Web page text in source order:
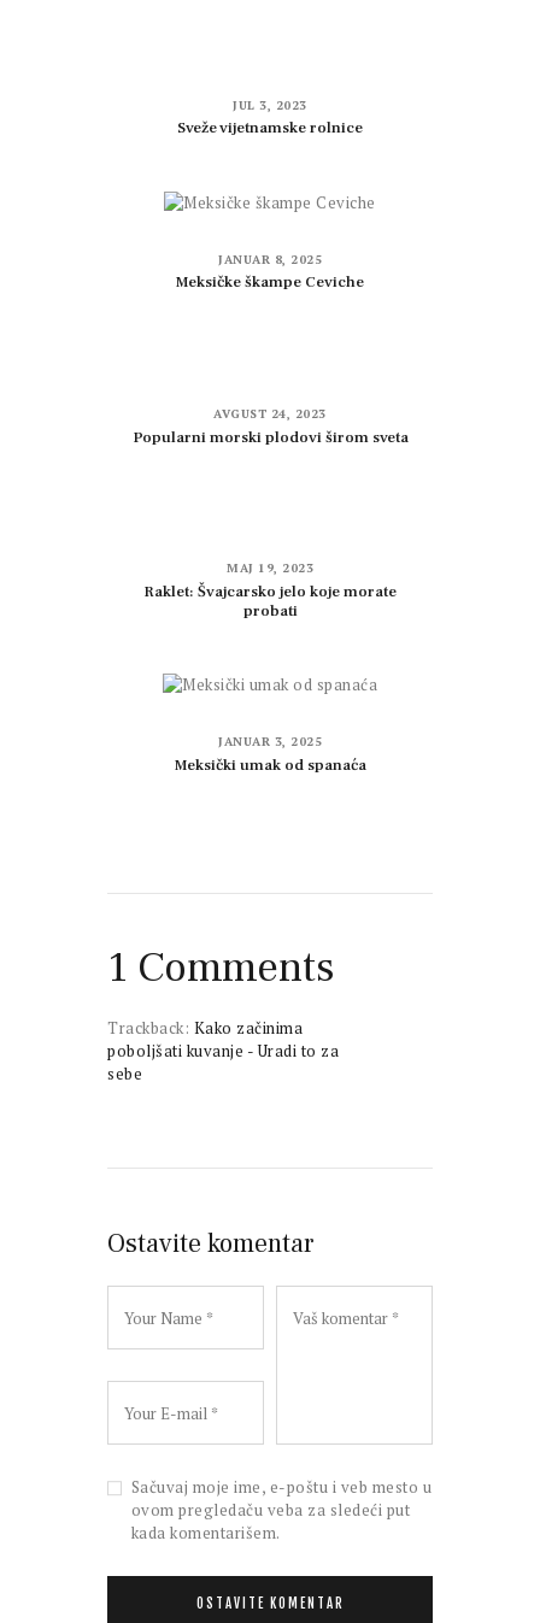
JUL 3, 2023
Sveže vijetnamske rolnice
JANUAR 8, 2025
Meksičke škampe Ceviche
AVGUST 24, 2023
Popularni morski plodovi širom sveta
MAJ 19, 2023
Raklet: Švajcarsko jelo koje morate
probati
JANUAR 3, 2025
Meksički umak od spanaća
1 Comments
Trackback: Kako začinima
poboljšati kuvanje - Uradi to za
sebe
Ostavite komentar
Sačuvaj moje ime, e-poštu i veb mesto u
ovom pregledaču veba za sledeći put
kada komentarišem.